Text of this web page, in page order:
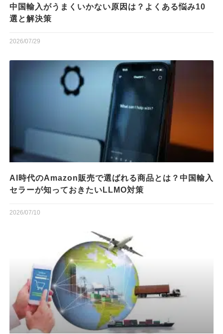
中国輸入がうまくいかない原因は？よくある悩み10
選と解決策
2026/07/29
AI時代のAmazon販売で選ばれる商品とは？中国輸入
セラーが知っておきたいLLMO対策
2026/07/10